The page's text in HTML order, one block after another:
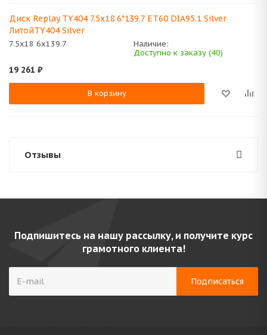
Диск Replay TY404 7.5x18 6*139.7 ET60 DIA95.1 Silver
ЛитойTY404 Silver
7.5x18 6x139.7
Наличие:
Доступно к заказу (40)
19 261 ₽
В корзину
Отзывы
Подпишитесь на нашу рассылку, и получите курс
грамотного клиента!